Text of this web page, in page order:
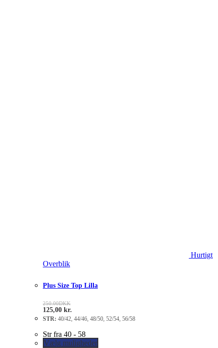
Hurtigt
Overblik
Plus Size Top Lilla
250.00DKK
125,00 kr.
STR: 40/42, 44/46, 48/50, 52/54, 56/58
Str fra 40 - 58
Vælg muligheder